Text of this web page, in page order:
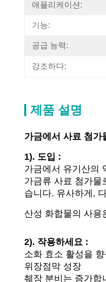
애플리케이션:
기능:
공급 능력:
강조하다:
제품 설명
가금에서 사료 첨가
1). 도입 :
가금에서 유기산의
가금류 사료 첨가물
습니다. 유사하게,
산성 화합물의 사용
2). 작용하세요 :
소화 효소 활성을
위장점막 성장
췌장 분비는 증가합